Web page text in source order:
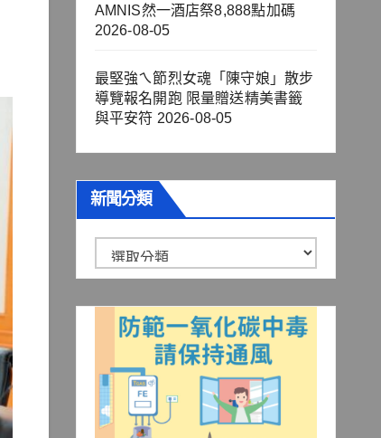
AMNIS然一酒店祭8,888點加碼
2026-08-05
最堅強ㄟ節烈女魂「陳守娘」散步
導覽報名開跑 限量贈送精美書籤
與平安符 2026-08-05
新聞分類
聞
分